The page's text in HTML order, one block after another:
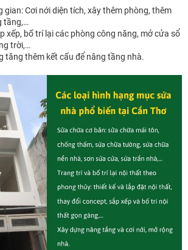
gian: Cơi nới diện tích, xây thêm phòng, thêm
tầng,…
xếp, bố trí lại các phòng công năng, mở cửa sổ
trời,…
tăng thêm kết cấu để nâng tầng nhà.